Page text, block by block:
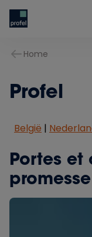
Home
Profel
België |
Portes et